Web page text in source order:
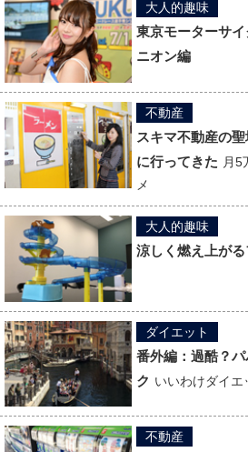
大人的趣味
東京モーターサ
ニオン編
不動産
スキマ不動産の
に行ってきた 月5
メ
大人的趣味
涼しく燃え上が
ダイエット
番外編：過酷？
ク いいわけダイエ
不動産